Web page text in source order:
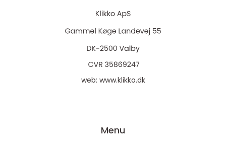
web: www.klikko.dk
Menu